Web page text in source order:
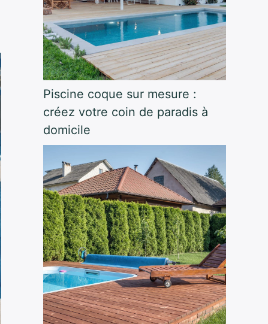
Piscine coque sur mesure :
créez votre coin de paradis à
domicile